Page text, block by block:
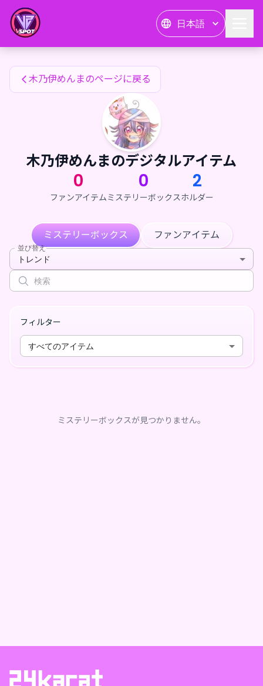
日本語
木乃伊めんまのファンアイテム
木乃伊めんまのページに戻る
木乃伊めんまのデジタルアイテム
0
ファンアイテム
0
ミステリーボックス
2
ホルダー
ミステリーボックス ファンアイテム
並び替え
トレンド
フィルター
すべてのアイテム
ミステリーボックスが見つかりません。
木乃伊めんまのファンアイテム — 24karat